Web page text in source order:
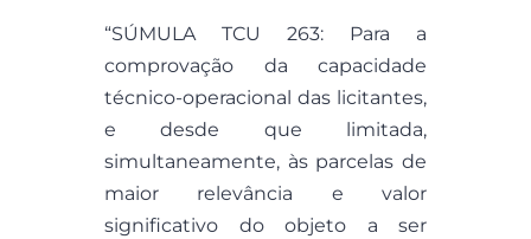
“SÚMULA TCU 263: Para a
comprovação da capacidade
técnico-operacional das licitantes,
e desde que limitada,
simultaneamente, às parcelas de
maior relevância e valor
significativo do objeto a ser